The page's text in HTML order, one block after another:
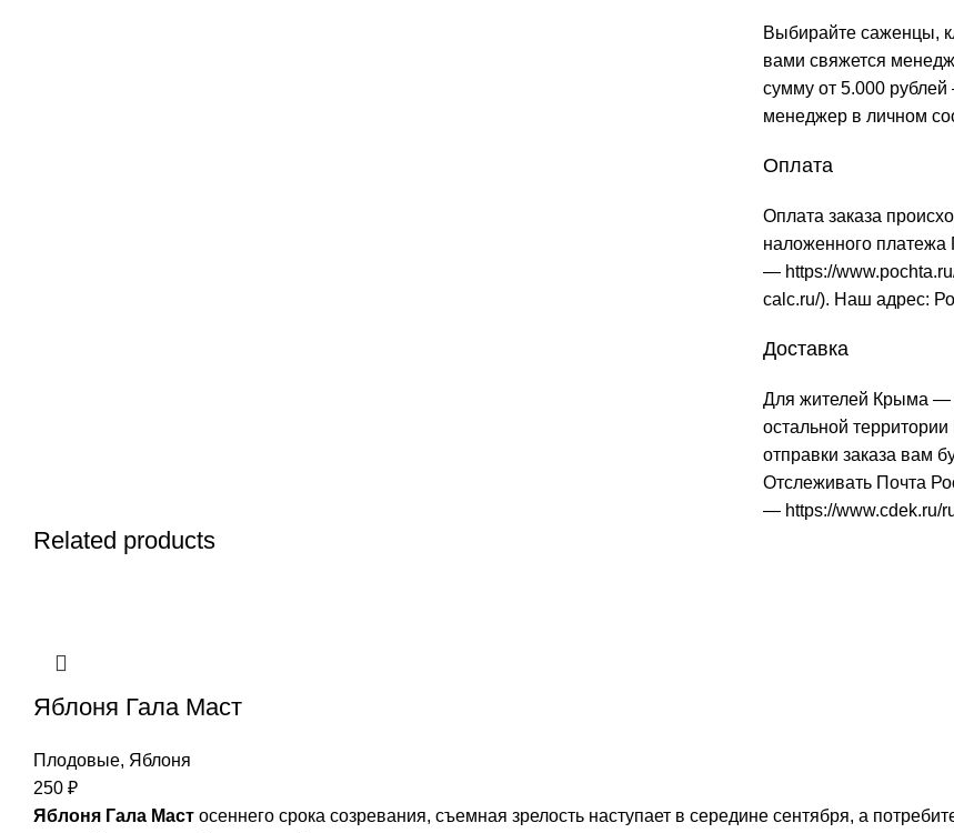
Выбирайте саженцы,
вами свяжется
сумму от 5.000
менеджер в личном
Оплата
Оплата заказа
наложенного платежа
— https://
calc.ru/). Наш адрес:
Доставка
Для жителей Крыма —
остальной
отправки заказа вам
Отслеживать Почта
— https://www.cdek.ru/
Related products
Яблоня Гала Маст
Плодовые, Яблоня
250 ₽
Яблоня Гала Маст осеннего срока созревания, съемная зрелость наступает в середине сентября, а